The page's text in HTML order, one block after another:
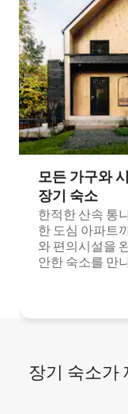
모든 가구와
장기 숙소
한적한 산속 통
한 도심 아파트
와 편의시설을
안한 숙소를 만
장기 숙소가